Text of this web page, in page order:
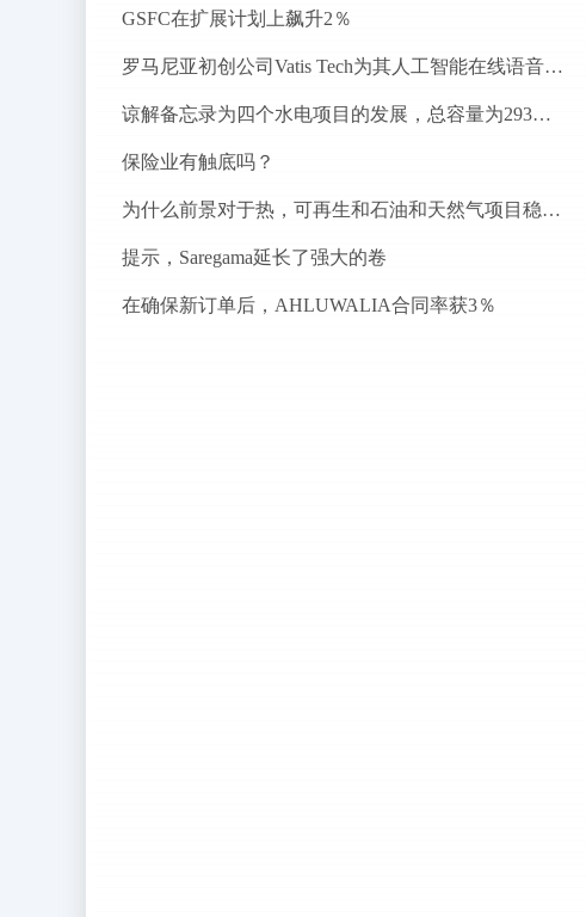
GSFC在扩展计划上飙升2％
罗马尼亚初创公司Vatis Tech为其人工智能在线语音识别平台筹集了20万欧元
谅解备忘录为四个水电项目的发展，总容量为293兆瓦
保险业有触底吗？
为什么前景对于热，可再生和石油和天然气项目稳定？
提示，Saregama延长了强大的卷
在确保新订单后，AHLUWALIA合同率获3％